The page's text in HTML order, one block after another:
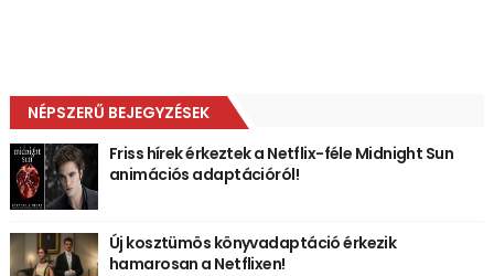
NÉPSZERŰ BEJEGYZÉSEK
Friss hírek érkeztek a Netflix-féle Midnight Sun
animációs adaptációról!
Új kosztümös könyvadaptáció érkezik
hamarosan a Netflixen!